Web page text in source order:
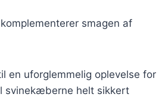
smagen af
en uforglemmelig oplevelse for
svinekæberne helt sikkert